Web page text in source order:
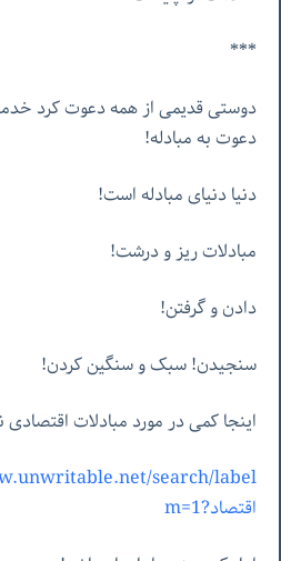
***
دوستی قدیمی از همه دعوت کرد
دعوت به مبادله!
دنیا دنیای مبادله است!
مبادلات ریز و درشت!
دادن و گرفتن!
سنجیدن! سبک و سنگین کردن!
اینجا کمی در مورد مبادلات اقتصادی
اقتصاد?m=1